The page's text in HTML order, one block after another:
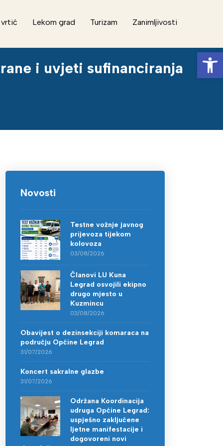
vrtić Lekom grad Turizam
Zanimljivosti
i uvjeti sufinanciranja
Novosti
Testne vožnje javnog
prijevoza tijekom
kolovoza
03/08/2026
Članovi LU Kuna
Legrad osvojili ekipno
drugo mjesto u
Kuzmincu
03/08/2026
Obavijest o dezinsekciji komaraca na
području Općine Legrad
31/07/2026
Koncert sakralne glazbe
31/07/2026
Održana Koordinacija
udruga Općine Legrad:
uspješno zaključene
ljetne manifestacije i
dogovoreni novi